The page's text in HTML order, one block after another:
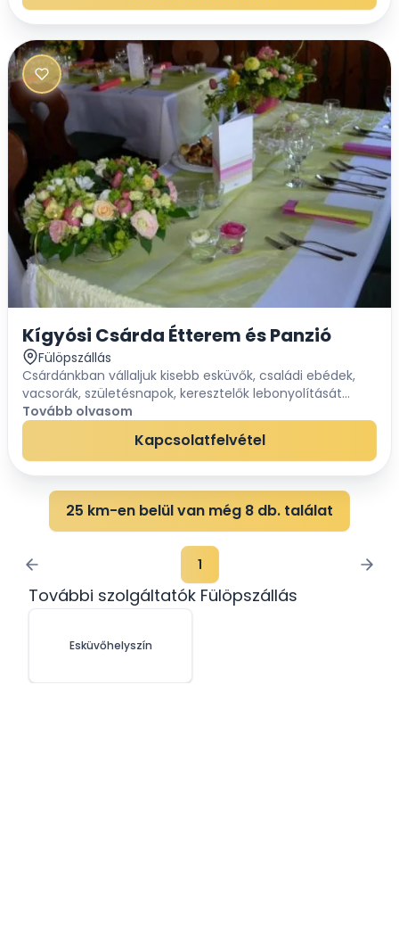
Kígyósi Csárda Étterem és Panzió
Fülöpszállás
Csárdánkban vállaljuk kisebb esküvők, családi ebédek,
vacsorák, születésnapok, keresztelők lebonyolítását
egyedi igényelnek megfelelően. Szerettünk volna ebben
a csodálatosan szép környezetben olyan v...
Tovább olvasom
Kapcsolatfelvétel
25 km-en belül van még 8 db. találat
1
További szolgáltatók Fülöpszállás
Esküvőhelyszín